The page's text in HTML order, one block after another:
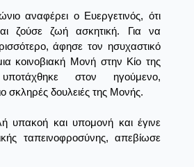
αναφέρει ο Ευεργετινός, ότι
ζούσε ζωή ασκητική. Για να
άφησε τον ησυχαστικό
κοινοβιακή Μονή στην Κίο της
στον ηγούμενο,
σκληρές δουλειές της Μονής.
υπακοή και υπομονή και έγινε
ταπεινοφροσύνης, απεβίωσε